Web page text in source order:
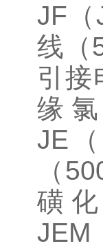
JF （
线（
引接
缘
JE （
（
磺
JEM